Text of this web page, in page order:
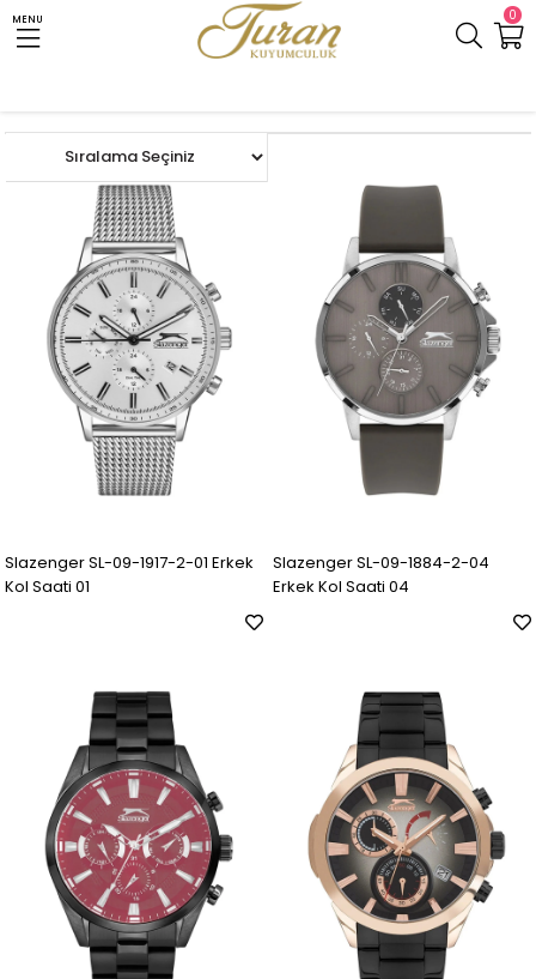
0
MENU
Slazenger SL-09-1917-2-01 Erkek
Kol Saati 01
Slazenger SL-09-1884-2-04
Erkek Kol Saati 04